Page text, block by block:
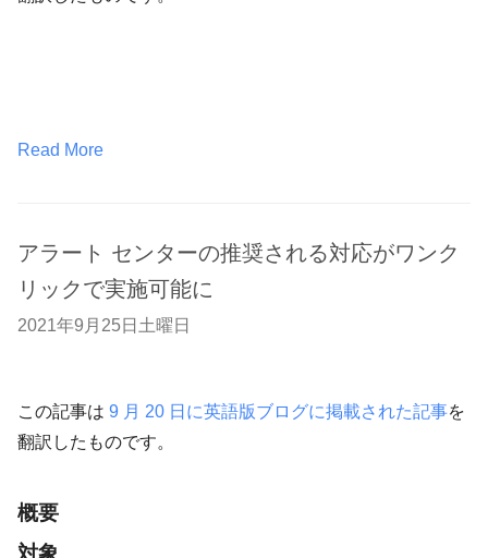
Read More
アラート センターの推奨される対応がワンク
リックで実施可能に
2021年9月25日土曜日
この記事は 9 月 20 日に英語版ブログに掲載された記事を
翻訳したものです。
概要
対象